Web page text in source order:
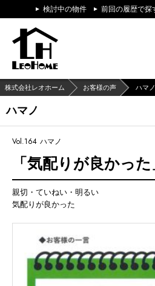
検討中の物件 前回の履歴で探
株式会社レオホーム お客様の声 ハマノ
ハマノ
Vol.164 ハマノ
「気配りが良かった
親切・ていねい・明るい
気配りが良かった